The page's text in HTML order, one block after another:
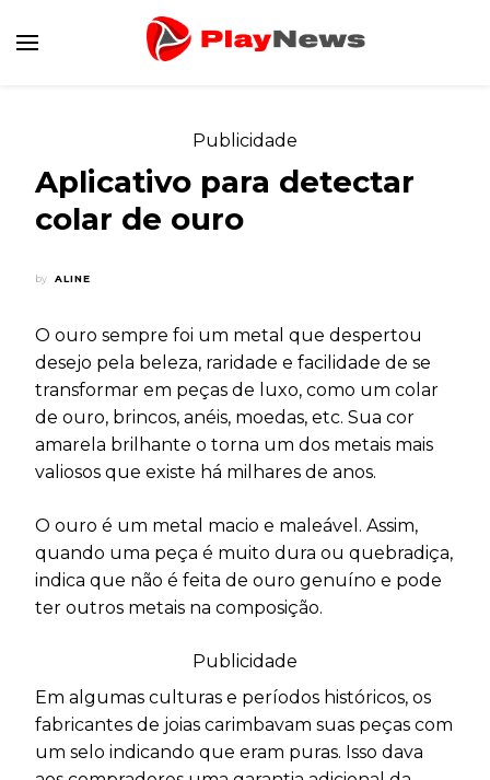
Publicidade
Aplicativo para detectar
colar de ouro
by ALINE
O ouro sempre foi um metal que despertou
desejo pela beleza, raridade e facilidade de se
transformar em peças de luxo, como um colar
de ouro, brincos, anéis, moedas, etc. Sua cor
amarela brilhante o torna um dos metais mais
valiosos que existe há milhares de anos.
O ouro é um metal macio e maleável. Assim,
quando uma peça é muito dura ou quebradiça,
indica que não é feita de ouro genuíno e pode
ter outros metais na composição.
Publicidade
Em algumas culturas e períodos históricos, os
fabricantes de joias carimbavam suas peças com
um selo indicando que eram puras. Isso dava